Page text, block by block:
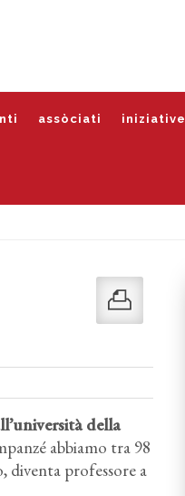
assòciati iniziative
della
abbiamo tra 98
diventa professore a